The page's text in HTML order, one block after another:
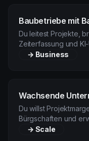
Baubetriebe mit
Du leitest Projekte,
Zeiterfassung und
→ Business
Wachsende
Du willst
Bürgschaften und
→ Scale